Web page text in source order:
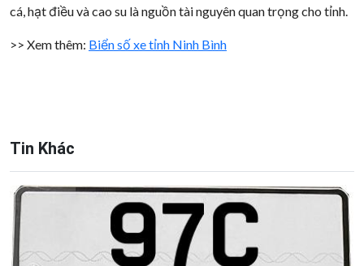
cá, hạt điều và cao su là nguồn tài nguyên quan trọng cho tỉnh.
>> Xem thêm: Biển số xe tỉnh Ninh Bình
Tin Khác